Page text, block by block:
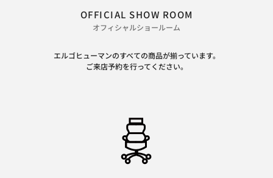
OFFICIAL SHOW ROOM
オフィシャルショールーム
エルゴヒューマンのすべての商品が揃っています。
ご来店予約を行ってください。